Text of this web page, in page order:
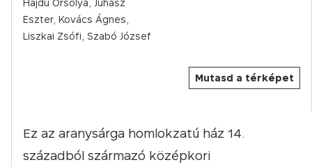
Mutasd a térképet
Hajdu Orsolya, Juhász
Eszter, Kovács Ágnes,
Liszkai Zsófi, Szabó József
Ez az aranysárga homlokzatú ház 14.
századból származó középkori